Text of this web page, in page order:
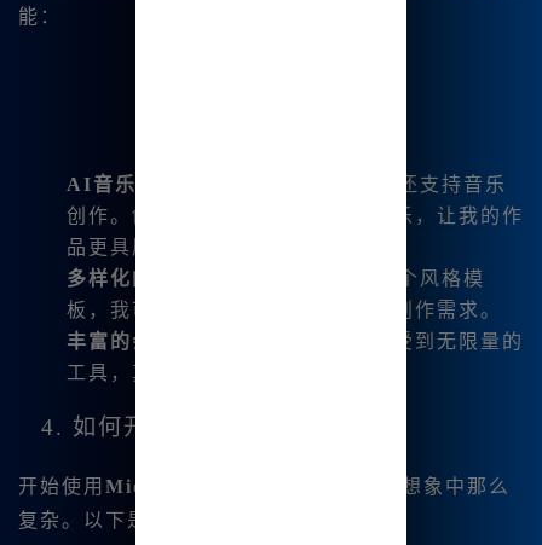
能：
AI音乐生成
：不止可以绘画，网站还支持音乐
创作。创造出配合我绘画的背景音乐，让我的作
品更具层次感。
多样化的风格选择
：它内置1800多个风格模
板，我可以随意选择，适合不同的创作需求。
丰富的会员福利
：注册用户可以享受到无限量的
工具，真正实现创作的随心所欲。
4. 如何开始使用Midjourney
开始使用 Midjourney中文绘画
并没有我想象中那么
复杂。以下是我的注册过程与步骤：